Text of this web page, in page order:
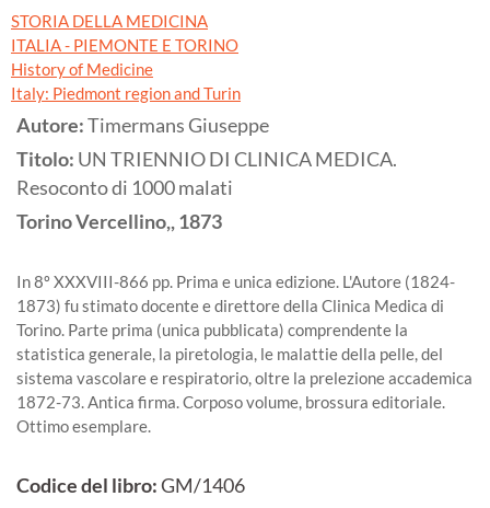
STORIA DELLA MEDICINA
ITALIA - PIEMONTE E TORINO
History of Medicine
Italy: Piedmont region and Turin
Autore:Timermans Giuseppe
Titolo: UN TRIENNIO DI CLINICA MEDICA.
Resoconto di 1000 malati
TorinoVercellino,,1873
In 8º XXXVIII-866 pp. Prima e unica edizione. L'Autore (1824-
1873) fu stimato docente e direttore della Clinica Medica di
Torino. Parte prima (unica pubblicata) comprendente la
statistica generale, la piretologia, le malattie della pelle, del
sistema vascolare e respiratorio, oltre la prelezione accademica
1872-73. Antica firma. Corposo volume, brossura editoriale.
Ottimo esemplare.
Codice del libro:GM/1406